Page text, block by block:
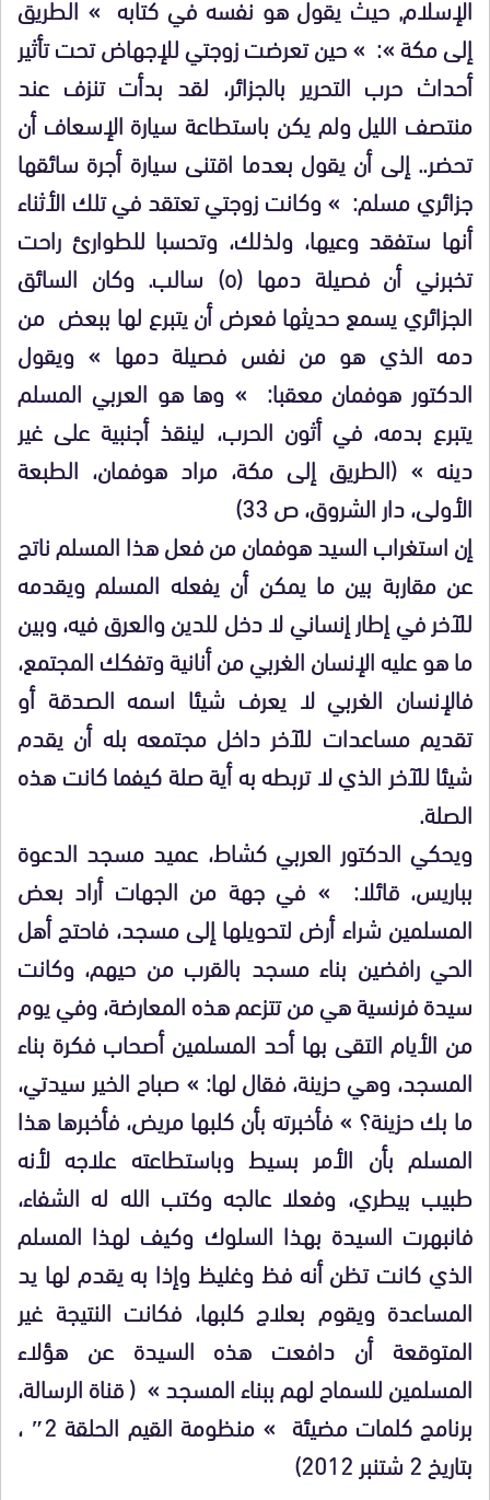
إلى مكة »: » حين تعرضت زوجتي للإجهاض تحت تأثير
أحداث حرب التحرير بالجزائر، لقد بدأت تنزف عند
منتصف الليل ولم يكن باستطاعة سيارة الإسعاف أن
تحضر.. إلى أن يقول بعدما اقتنى سيارة أجرة سائقها
جزائري مسلم: » وكانت زوجتي تعتقد في تلك الأثناء
أنها ستفقد وعيها، ولذلك، وتحسبا للطوارئ راحت
تخبرني أن فصيلة دمها (o) سالب. وكان السائق
الجزائري يسمع حديثها فعرض أن يتبرع لها ببعض من
دمه الذي هو من نفس فصيلة دمها » ويقول
الدكتور هوفمان معقبا: » وها هو العربي المسلم
يتبرع بدمه، في أثون الحرب، لينقذ أجنبية على غير
دينه » (الطريق إلى مكة، مراد هوفمان، الطبعة
الأولى، دار الشروق، ص 33)
إن استغراب السيد هوفمان من فعل هذا المسلم ناتج
عن مقاربة بين ما يمكن أن يفعله المسلم ويقدمه
للآخر في إطار إنساني لا دخل للدين والعرق فيه، وبين
ما هو عليه الإنسان الغربي من أنانية وتفكك المجتمع،
فالإنسان الغربي لا يعرف شيئا اسمه الصدقة أو
تقديم مساعدات للآخر داخل مجتمعه بله أن يقدم
شيئا للآخر الذي لا تربطه به أية صلة كيفما كانت هذه
الصلة.
ويحكي الدكتور العربي كشاط، عميد مسجد الدعوة
بباريس، قائلا: » في جهة من الجهات أراد بعض
المسلمين شراء أرض لتحويلها إلى مسجد، فاحتج أهل
الحي رافضين بناء مسجد بالقرب من حيهم، وكانت
سيدة فرنسية هي من تتزعم هذه المعارضة، وفي يوم
من الأيام التقى بها أحد المسلمين أصحاب فكرة بناء
المسجد، وهي حزينة، فقال لها: » صباح الخير سيدتي،
ما بك حزينة؟ » فأخبرته بأن كلبها مريض، فأخبرها هذا
المسلم بأن الأمر بسيط وباستطاعته علاجه لأنه
طبيب بيطري، وفعلا عالجه وكتب الله له الشفاء،
فانبهرت السيدة بهذا السلوك وكيف لهذا المسلم
الذي كانت تظن أنه فظ وغليظ وإذا به يقدم لها يد
المساعدة ويقوم بعلاج كلبها، فكانت النتيجة غير
المتوقعة أن دافعت هذه السيدة عن هؤلاء
المسلمين للسماح لهم ببناء المسجد » ( قناة الرسالة،
برنامج كلمات مضيئة » منظومة القيم الحلقة 2″ ،
بتاريخ 2 شتنبر 2012)